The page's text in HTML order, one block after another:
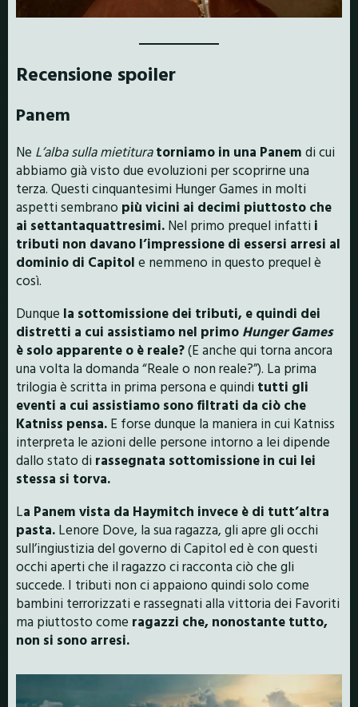
Recensione spoiler
Panem
Ne L’alba sulla mietitura torniamo in una Panem di cui
abbiamo già visto due evoluzioni per scoprirne una
terza. Questi cinquantesimi Hunger Games in molti
aspetti sembrano più vicini ai decimi piuttosto che
ai settantaquattresimi. Nel primo prequel infatti i
tributi non davano l’impressione di essersi arresi al
dominio di Capitol e nemmeno in questo prequel è
così.
Dunque la sottomissione dei tributi, e quindi dei
distretti a cui assistiamo nel primo Hunger Games
è solo apparente o è reale?(E anche qui torna ancora
una volta la domanda “Reale o non reale?”). La prima
trilogia è scritta in prima persona e quindi tutti gli
eventi a cui assistiamo sono filtrati da ciò che
Katniss pensa. E forse dunque la maniera in cui Katniss
interpreta le azioni delle persone intorno a lei dipende
dallo stato di rassegnata sottomissione in cui lei
stessa si torva.
La Panem vista da Haymitch invece è di tutt’altra
pasta. Lenore Dove, la sua ragazza, gli apre gli occhi
sull’ingiustizia del governo di Capitol ed è con questi
occhi aperti che il ragazzo ci racconta ciò che gli
succede. I tributi non ci appaiono quindi solo come
bambini terrorizzati e rassegnati alla vittoria dei Favoriti
ma piuttosto come ragazzi che, nonostante tutto,
non si sono arresi.